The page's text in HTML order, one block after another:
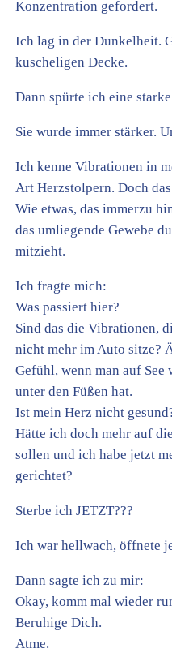
Konzentration gefordert.
Ich lag in der Dunkelheit.
kuscheligen Decke.
Dann spürte ich eine
Sie wurde immer stärker.
Ich kenne Vibrationen in
Art Herzstolpern. Doch
Wie etwas, das immerzu
das umliegende Gewebe
mitzieht.
Ich fragte mich:
Was passiert hier?
Sind das die Vibrationen,
nicht mehr im Auto sitze?
Gefühl, wenn man auf See
unter den Füßen hat.
Ist mein Herz nicht
Hätte ich doch mehr auf
sollen und ich habe jetzt
gerichtet?
Sterbe ich JETZT???
Ich war hellwach, öffnete
Dann sagte ich zu mir:
Okay, komm mal wieder
Beruhige Dich.
Atme.